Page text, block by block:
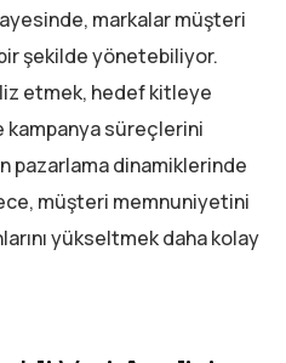
markalar müşteri
şekilde yönetebiliyor.
etmek, hedef kitleye
kampanya süreçlerini
pazarlama dinamiklerinde
müşteri memnuniyetini
yükseltmek daha kolay